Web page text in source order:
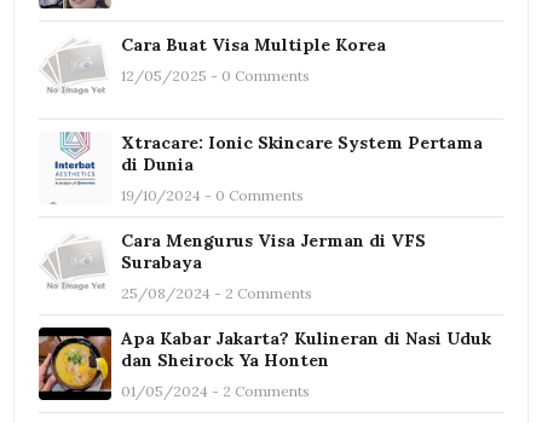
Cara Buat Visa Multiple Korea
12/05/2025 - 0 Comments
Xtracare: Ionic Skincare System Pertama
di Dunia
19/10/2024 - 0 Comments
Cara Mengurus Visa Jerman di VFS
Surabaya
25/08/2024 - 2 Comments
Apa Kabar Jakarta? Kulineran di Nasi Uduk
dan Sheirock Ya Honten
01/05/2024 - 2 Comments